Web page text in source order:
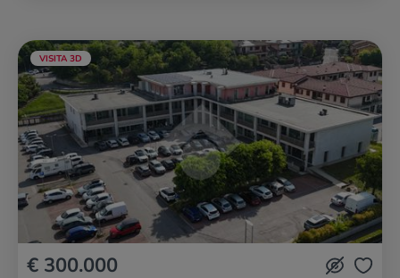
VISITA 3D
€ 300.000